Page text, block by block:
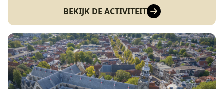
BEKIJK DE ACTIVITEIT